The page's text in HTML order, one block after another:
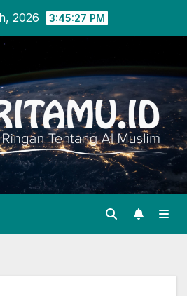
2026 3:45:28 PM